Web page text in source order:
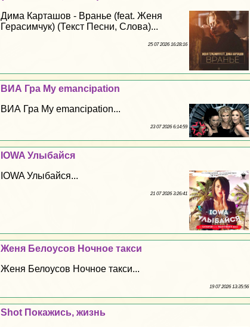
Дима Карташов - Вранье (feat. Женя
Герасимчук) (Текст Песни, Слова)...
25 07 2026 16:28:16
ВИА Гра My emancipation
ВИА Гра My emancipation...
23 07 2026 6:14:59
IOWA Улыбайся
IOWA Улыбайся...
21 07 2026 3:26:41
Женя Белоусов Ночное такси
Женя Белоусов Ночное такси...
19 07 2026 13:35:56
Shot Покажись, жизнь